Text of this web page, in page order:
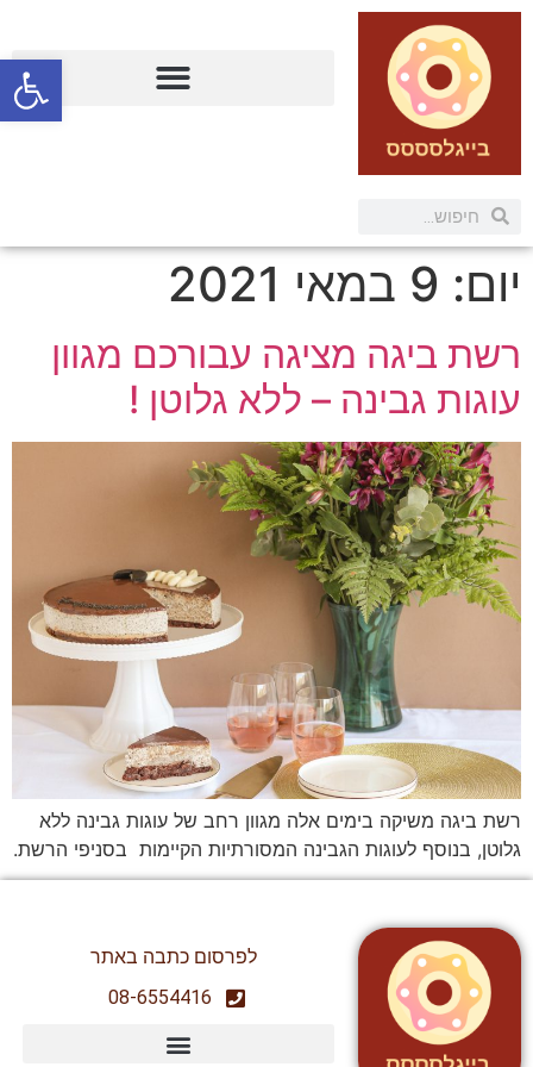
יום: 9 במאי 2021
רשת ביגה מציגה עבורכם מגוון
עוגות גבינה – ללא גלוטן !
רשת ביגה משיקה בימים אלה מגוון רחב של עוגות גבינה ללא
גלוטן, בנוסף לעוגות הגבינה המסורתיות הקיימות בסניפי הרשת.
לפרסום כתבה באתר
08-6554416